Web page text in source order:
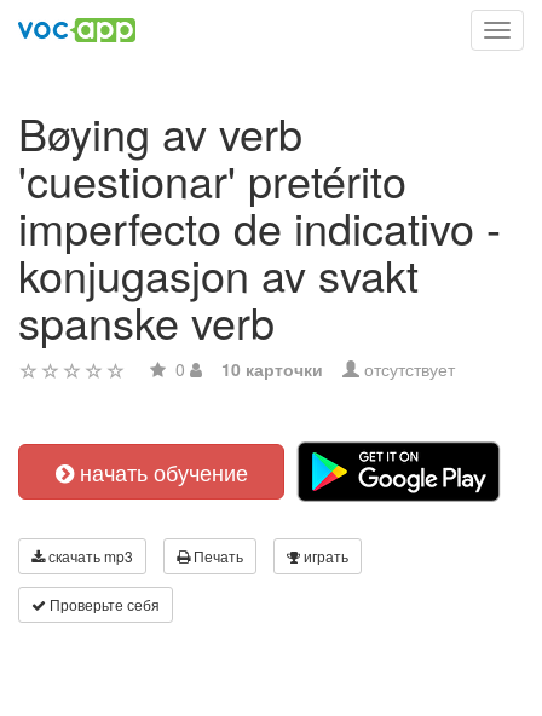
Bøying av verb
'cuestionar' pretérito
imperfecto de indicativo -
konjugasjon av svakt
spanske verb
0 10 карточки отсутствует
начать обучение
скачать mp3 Печать играть
Проверьте себя